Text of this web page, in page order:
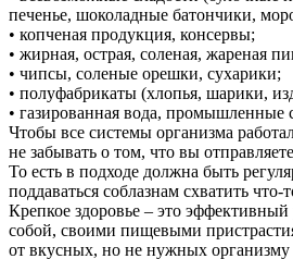
печенье, шоколадные батончики,
• копченая продукция, консервы;
• жирная, острая, соленая, жареная
• чипсы, соленые орешки, сухарики;
• полуфабрикаты (хлопья, шарики,
• газированная вода, промышленные
Чтобы все системы организма
не забывать о том, что вы
То есть в подходе должна быть
поддаваться соблазнам схватить что-
Крепкое здоровье – это эффективный
собой, своими пищевыми
от вкусных, но не нужных организму